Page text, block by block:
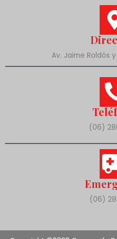
Av. Jaime Roldós
(06)
(06)